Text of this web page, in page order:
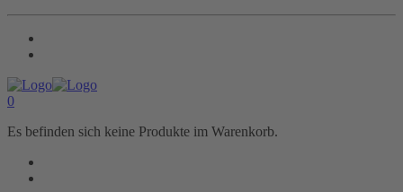
0
Es befinden sich keine Produkte im Warenkorb.